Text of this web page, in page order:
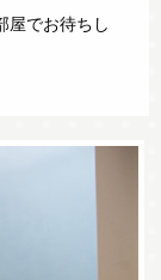
屋でお待ちし